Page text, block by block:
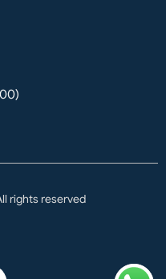
rights reserved